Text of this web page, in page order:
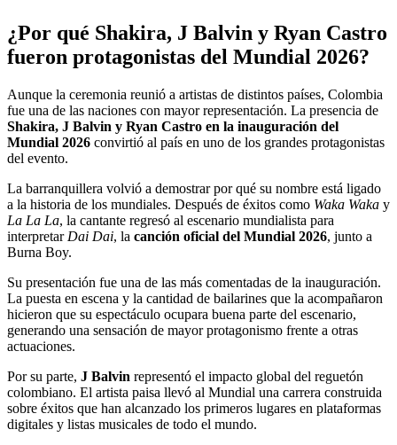
¿Por qué Shakira, J Balvin y Ryan Castro
fueron protagonistas del Mundial 2026?
Aunque la ceremonia reunió a artistas de distintos países, Colombia
fue una de las naciones con mayor representación. La presencia de
Shakira, J Balvin y Ryan Castro en la inauguración del
Mundial 2026 convirtió al país en uno de los grandes protagonistas
del evento.
La barranquillera volvió a demostrar por qué su nombre está ligado
a la historia de los mundiales. Después de éxitos como Waka Waka y
La La La, la cantante regresó al escenario mundialista para
interpretar Dai Dai, la canción oficial del Mundial 2026, junto a
Burna Boy.
Su presentación fue una de las más comentadas de la inauguración.
La puesta en escena y la cantidad de bailarines que la acompañaron
hicieron que su espectáculo ocupara buena parte del escenario,
generando una sensación de mayor protagonismo frente a otras
actuaciones.
Por su parte, J Balvin representó el impacto global del reguetón
colombiano. El artista paisa llevó al Mundial una carrera construida
sobre éxitos que han alcanzado los primeros lugares en plataformas
digitales y listas musicales de todo el mundo.